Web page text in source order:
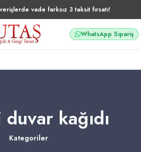
vade farksız 3 taksit fırsatı!
WhatsApp Sipariş
kağıdı
Kategoriler